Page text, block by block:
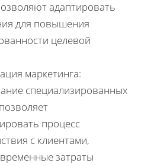
адаптировать
для повышения
целевой
маркетинга:
специализированных
процесс
с клиентами,
затраты